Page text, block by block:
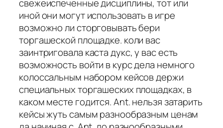
свежеиспеченные дисциплины, тот или
иной они могут использовать в игре
возможно ли сторговывать бери
торгашеской площадке. коли вас
заинтриговала каста дукс, у вас есть
возможность войти в курс дела немного
колоссальным набором кейсов держи
специальных торгашеских площадках, в
каком месте годится. Ant. нельзя затарить
кейсы жуть самым разнообразным ценам